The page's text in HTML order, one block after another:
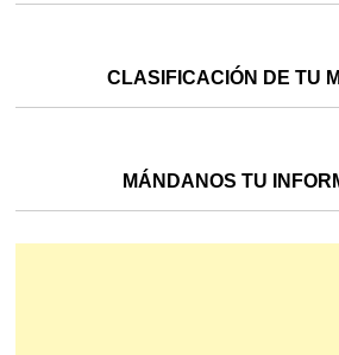
CLASIFICACIÓN DE TU
MÁNDANOS TU